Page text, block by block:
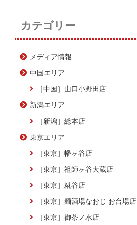
カテゴリー
メディア情報
中国エリア
［中国］山口小野田店
新潟エリア
［新潟］総本店
東京エリア
［東京］幡ヶ谷店
［東京］祖師ヶ谷大蔵店
［東京］糀谷店
［東京］麺酒場なおじ お台場店
［東京］御茶ノ水店